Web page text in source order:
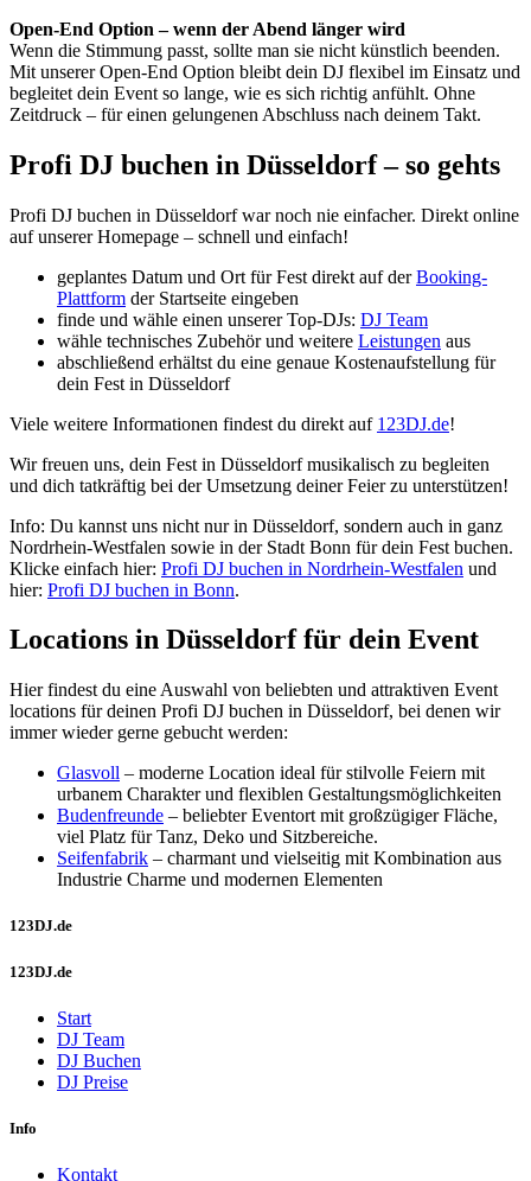
Open-End Option – wenn der Abend länger wird
Wenn die Stimmung passt, sollte man sie nicht künstlich beenden.
Mit unserer Open-End Option bleibt dein DJ flexibel im Einsatz und
begleitet dein Event so lange, wie es sich richtig anfühlt. Ohne
Zeitdruck – für einen gelungenen Abschluss nach deinem Takt.
Profi DJ buchen in Düsseldorf – so gehts
Profi DJ buchen in Düsseldorf war noch nie einfacher. Direkt online
auf unserer Homepage – schnell und einfach!
geplantes Datum und Ort für Fest direkt auf derBooking-
Plattform der Startseite eingeben
finde und wähle einen unserer Top-DJs: DJ Team
wähle technisches Zubehör und weitere Leistungen aus
abschließend erhältst du eine genaue Kostenaufstellung für
dein Fest in Düsseldorf
Viele weitere Informationen findest du direkt auf 123DJ.de!
Wir freuen uns, dein Fest in Düsseldorf musikalisch zu begleiten
und dich tatkräftig bei der Umsetzung deiner Feier zu unterstützen!
Info: Du kannst uns nicht nur in Düsseldorf, sondern auch in ganz
Nordrhein-Westfalen sowie in der Stadt Bonn für dein Fest buchen.
Klicke einfach hier: Profi DJ buchen in Nordrhein-Westfalen und
hier: Profi DJ buchen in Bonn.
Locations in Düsseldorf für dein Event
Hier findest du eine Auswahl von beliebten und attraktiven Event
locations für deinen Profi DJ buchen in Düsseldorf, bei denen wir
immer wieder gerne gebucht werden:
Glasvoll – moderne Location ideal für stilvolle Feiern mit
urbanem Charakter und flexiblen Gestaltungsmöglichkeiten
Budenfreunde – beliebter Eventort mit großzügiger Fläche,
viel Platz für Tanz, Deko und Sitzbereiche.
Seifenfabrik – charmant und vielseitig mit Kombination aus
Industrie Charme und modernen Elementen
123DJ.de
123DJ.de
Start
DJ Team
DJ Buchen
DJ Preise
Info
Kontakt